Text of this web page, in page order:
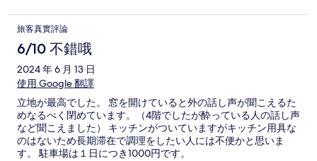
旅客真實評論
6/10 不錯哦
2024 年 6 月 13 日
使用 Google 翻譯
立地が最高でした。 窓を開けていると外の話し声が聞こえるた
めなるべく閉めています。（4階でしたが酔っている人の話し声
など聞こえました） キッチンがついていますがキッチン用具な
のはないため長期滞在で調理をしたい人には不便かと思いま
す。 駐車場は１日につき1000円です。